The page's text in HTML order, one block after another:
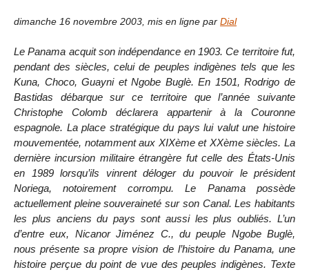
dimanche 16 novembre 2003 mis en ligne par Dial
Le Panama acquit son indépendance en 1903. Ce territoire fut,
pendant des siècles, celui de peuples indigènes tels que les
Kuna, Choco, Guayni et Ngobe Buglè. En 1501, Rodrigo de
Bastidas débarque sur ce territoire que l’année suivante
Christophe Colomb déclarera appartenir à la Couronne
espagnole. La place stratégique du pays lui valut une histoire
mouvementée, notamment aux XIXème et XXème siècles. La
dernière incursion militaire étrangère fut celle des États-Unis
en 1989 lorsqu’ils vinrent déloger du pouvoir le président
Noriega, notoirement corrompu. Le Panama possède
actuellement pleine souveraineté sur son Canal. Les habitants
les plus anciens du pays sont aussi les plus oubliés. L’un
d’entre eux, Nicanor Jiménez C., du peuple Ngobe Buglè,
nous présente sa propre vision de l’histoire du Panama, une
histoire perçue du point de vue des peuples indigènes. Texte